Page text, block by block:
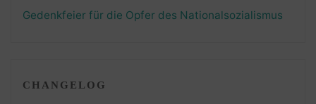
Gedenkfeier für die Opfer des Nationalsozialismus
CHANGELOG